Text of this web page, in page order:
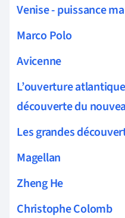
Venise - puissance
Marco Polo
Avicenne
L’ouverture
découverte du
Les grandes
Magellan
Zheng He
Christophe Colomb